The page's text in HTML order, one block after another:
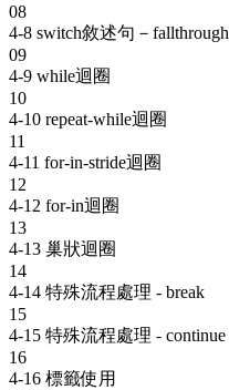
08
4-8 switch敘述句－fallthrough
09
4-9 while迴圈
10
4-10 repeat-while迴圈
11
4-11 for-in-stride迴圈
12
4-12 for-in迴圈
13
4-13 巢狀迴圈
14
4-14 特殊流程處理 - break
15
4-15 特殊流程處理 - continue
16
4-16 標籤使用